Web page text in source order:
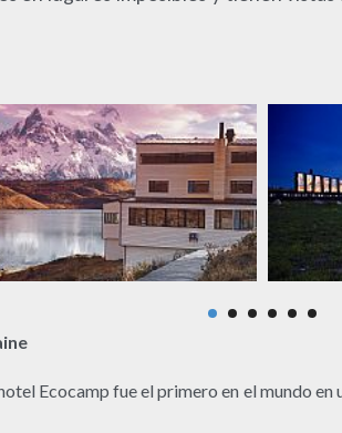
Ecocamp fue el primero en el mundo